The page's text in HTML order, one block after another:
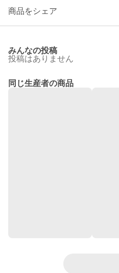
商品をシェア
みんなの投稿
投稿はありません
同じ生産者の商品